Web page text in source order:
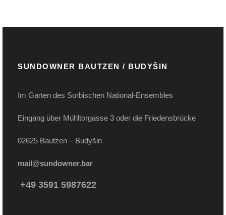
SUNDOWNER BAUTZEN / BUDYŠIN
Im Garten des Sorbischen National-Ensembles
Eingang über Mühltorgasse 3 oder die Friedensbrücke
02625 Bautzen – Budyšin
mail@sundowner.bar
+49 3591 5987622